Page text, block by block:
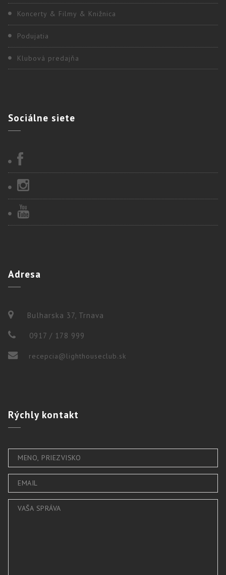
Koncerty & Filmy & Knižnica
Podujatia
Klubová predajňa
Sociálne siete
Adresa
Bulharska 37, Trnava
0917 / 178 999
recepcia@lighthouseclub.sk
Rýchlykontakt